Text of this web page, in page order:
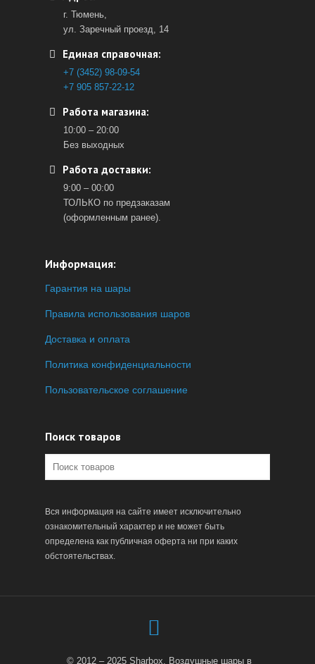
г. Тюмень,
ул. Заречный проезд, 14
Единая справочная:
+7 (3452) 98-09-54
+7 905 857-22-12
Работа магазина:
10:00 – 20:00
Без выходных
Работа доставки:
9:00 – 00:00
ТОЛЬКО по предзаказам
(оформленным ранее).
Информация:
Гарантия на шары
Правила использования шаров
Доставка и оплата
Политика конфиденциальности
Пользовательское соглашение
Поиск товаров
Вся информация на сайте имеет исключительно
ознакомительный характер и не может быть
определена как публичная оферта ни при каких
обстоятельствах.
© 2012 – 2025 Sharbox. Воздушные шары в